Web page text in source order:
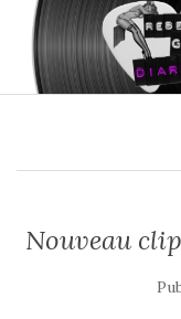
Nouveau